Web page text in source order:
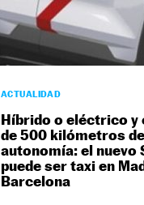
ACTUALIDAD
Híbrido o eléctrico y
de 500 kilómetros de
autonomía: el nuevo
puede ser taxi en
Barcelona